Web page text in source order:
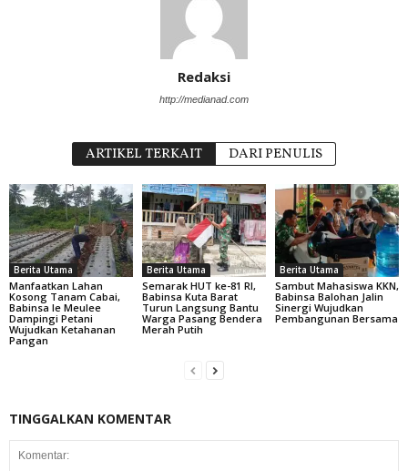
Redaksi
http://medianad.com
ARTIKEL TERKAIT DARI PENULIS
Berita Utama
Manfaatkan Lahan
Kosong Tanam Cabai,
Babinsa Ie Meulee
Dampingi Petani
Wujudkan Ketahanan
Pangan
Berita Utama
Semarak HUT ke-81 RI,
Babinsa Kuta Barat
Turun Langsung Bantu
Warga Pasang Bendera
Merah Putih
Berita Utama
Sambut Mahasiswa KKN,
Babinsa Balohan Jalin
Sinergi Wujudkan
Pembangunan Bersama
TINGGALKAN KOMENTAR